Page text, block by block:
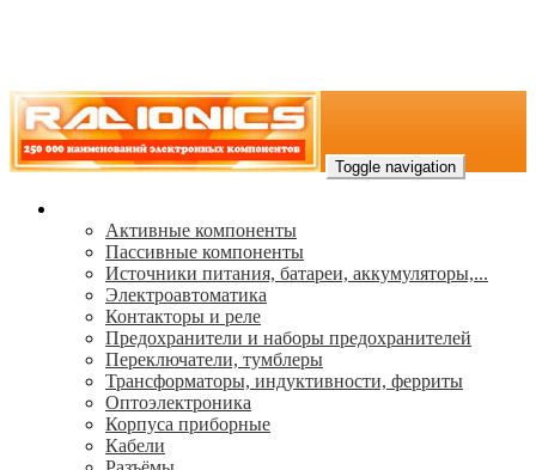
Toggle navigation
Активные компоненты
Пассивные компоненты
Источники питания, батареи, аккумуляторы,...
Электроавтоматика
Контакторы и реле
Предохранители и наборы предохранителей
Переключатели, тумблеры
Трансформаторы, индуктивности, ферриты
Oптоэлектроника
Корпуса приборные
Кабели